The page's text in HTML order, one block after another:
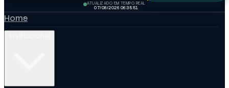
ATUALIZADO EM TEMPO REAL
07/08/2026 06:35:52
Home